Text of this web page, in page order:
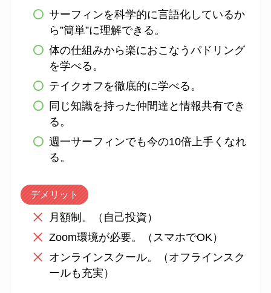
サーフィンを科学的に言語化しているか
ら”簡単”に理解できる。
体の仕組みから楽におこなうパドリング
を学べる。
テイクオフを徹底的に学べる。
同じ知識を持った仲間達と情報共有でき
る。
週一サーフィンでも今の10倍上手くなれ
る。
デメリット
月額制。（自己投資）
Zoom環境が必要。（スマホでOK）
オンラインスクール。（オフラインスク
ールも充実）